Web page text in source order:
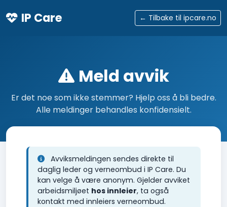
IP Care ← Tilbake til ipcare.no
Meld avvik
Er det noe som ikke stemmer? Hjelp oss å bli bedre.
Alle meldinger behandles konfidensielt.
Avviksmeldingen sendes direkte til
daglig leder og verneombud i IP Care. Du
kan velge å være anonym. Gjelder avviket
arbeidsmiljøet hos innleier, ta også
kontakt med innleiers verneombud.